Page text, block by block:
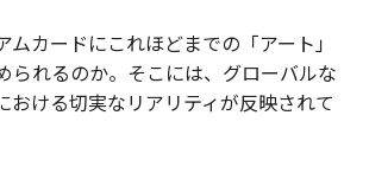
ムカードにこれほどまでの「アート」
られるのか。そこには、グローバルな
おける切実なリアリティが反映されて